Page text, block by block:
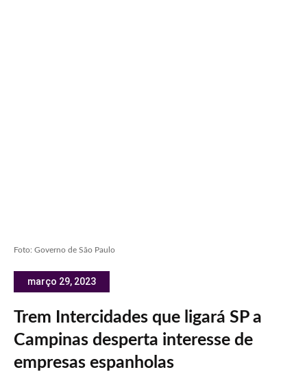
Foto: Governo de São Paulo
março 29, 2023
Trem Intercidades que ligará SP a
Campinas desperta interesse de
empresas espanholas